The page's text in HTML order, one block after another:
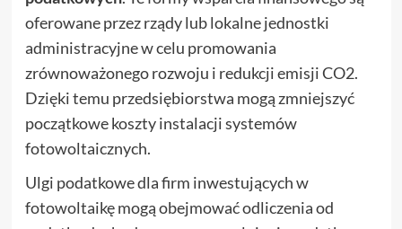
oferowane przez rządy lub lokalne jednostki
administracyjne w celu promowania
zrównoważonego rozwoju i redukcji emisji CO2.
Dzięki temu przedsiębiorstwa mogą zmniejszyć
początkowe koszty instalacji systemów
fotowoltaicznych.
Ulgi podatkowe dla firm inwestujących w
fotowoltaikę mogą obejmować odliczenia od